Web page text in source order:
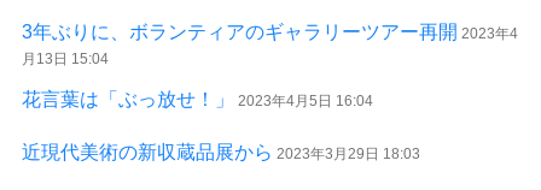
3年ぶりに、ボランティアのギャラリーツアー再開 2023年4
月13日 15:04
花言葉は「ぶっ放せ！」 2023年4月5日 16:04
近現代美術の新収蔵品展から 2023年3月29日 18:03